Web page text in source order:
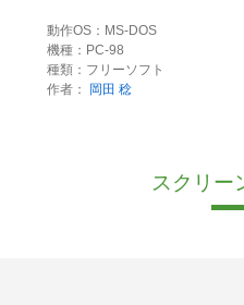
動作OS：MS-DOS
機種：PC-98
種類：フリーソフト
作者：
岡田 稔
スクリー